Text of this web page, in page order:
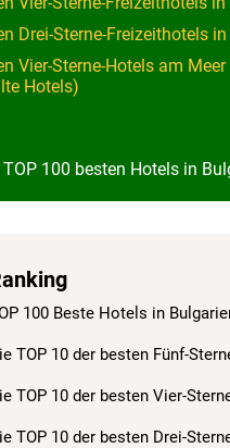
Drei-Sterne-Freizeithotels
Vier-Sterne-Hotels am
Hotels)
100 besten Hotels in
100 Beste Hotels in
TOP 10 der besten Fünf-
TOP 10 der besten Vier-
TOP 10 der besten Drei-